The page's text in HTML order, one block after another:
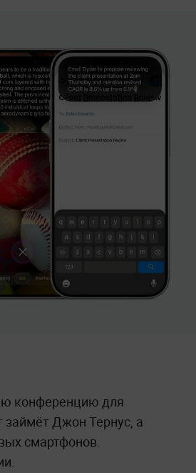
конференцию для
займёт Джон Тернус, а
смартфонов.